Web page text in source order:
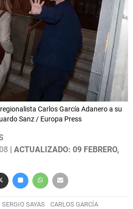
Carlos García Adanero a su
Sanz / Europa Press
| ACTUALIZADO: 09 FEBRERO,
SERGIO SAYAS
CARLOS GARCÍA